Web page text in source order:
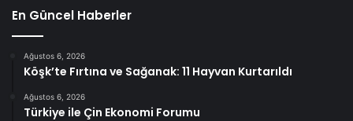
En Güncel Haberler
Ağustos 6, 2026
Köşk’te Fırtına ve Sağanak: 11 Hayvan Kurtarıldı
Ağustos 6, 2026
Türkiye ile Çin Ekonomi Forumu